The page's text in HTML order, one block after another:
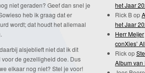
niet geraden? Geef dan snel je
heb ik graag dat er
wordt; dat houdt het allemaal
alsjeblieft niet dat ik dit
de gezelligheid doe. Dus
elkaar nog niet? Stel je voor!
het Jaar
Rick Bop
het Jaar
Herr Meijer
conXies’
Rickop
Album van